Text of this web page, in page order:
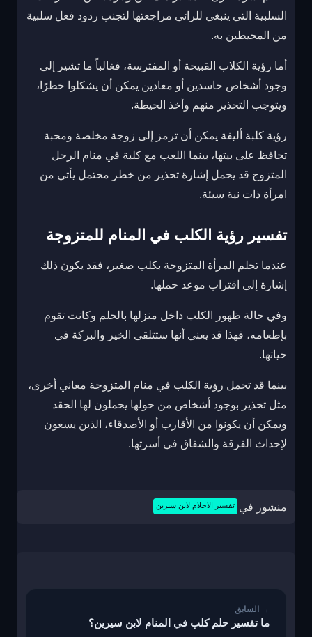
السلبية التي ينبغي للرائي مراجعتها لتجنب ردود فعل سلبية
من المحيطين به.
أما رؤية الكلاب القبيحة أو المفترسة، فغالباً ما تشير إلى
وجود أشخاص حاسدين أو معادين يمكن أن يشكلوا خطرًا،
ويتوجب التحذير منهم وأخذ الحيطة.
رؤية كلبة أليفة يمكن أن ترمز إلى زوجة مخلصة ومحبة
تحافظ على بيتها، بينما اللعب مع كلبة في منام الرجل
المتزوج قد يحمل إشارة تحذير من خطر محتمل يأتي من
امرأة ذات نية سيئة.
تفسير رؤية الكلب في المنام للمتزوجة
عندما تحلم المرأة المتزوجة بكلب صغير، فقد يكون ذلك
إشارة إلى اقتراب موعد حملها.
وفي حالة ظهور الكلب داخل منزلها بالحلم وكانت تقوم
بإطعامه، فهذا قد يعني أنها ستتلقى الخير والبركة في
حياتها.
بينما قد تحمل رؤية الكلب في منام المتزوجة معاني أخرى،
مثل تحذير بوجود أشخاص من حولها يحملون لها الحقد
ويمكن أن يكونوا من الأقارب أو الأصدقاء، الذين يسعون
لإحداث الفرقة والشقاق في أسرتها.
منشور في تفسير الاحلام لابن سيرين
ما تفسير حلم كلب في المنام لابن سيرين؟